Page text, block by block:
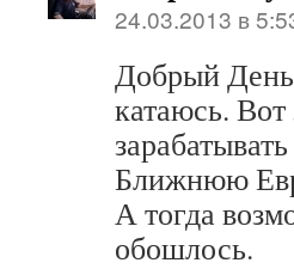
24.03.2013 в
Добрый
катаюсь.
Ближнюю
А тогда
обошлось.